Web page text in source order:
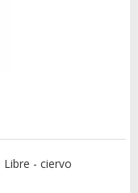
- ciervo